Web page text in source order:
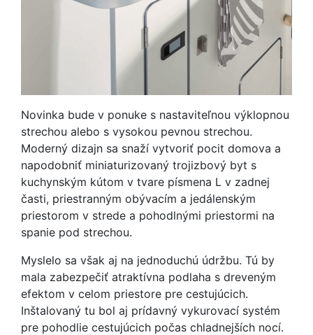
Novinka bude v ponuke s nastaviteľnou výklopnou
strechou alebo s vysokou pevnou strechou.
Moderný dizajn sa snaží vytvoriť pocit domova a
napodobniť miniaturizovaný trojizbový byt s
kuchynským kútom v tvare písmena L v zadnej
časti, priestranným obývacím a jedálenským
priestorom v strede a pohodlnými priestormi na
spanie pod strechou.
Myslelo sa však aj na jednoduchú údržbu. Tú by
mala zabezpečiť atraktívna podlaha s dreveným
efektom v celom priestore pre cestujúcich.
Inštalovaný tu bol aj prídavný vykurovací systém
pre pohodlie cestujúcich počas chladnejších nocí.